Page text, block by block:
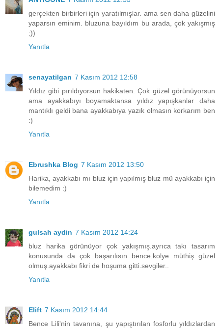
gerçekten birbirleri için yaratılmışlar. ama sen daha güzelini
yaparsın eminim. bluzuna bayıldım bu arada, çok yakışmış
;))
Yanıtla
senayatilgan 7 Kasım 2012 12:58
Yıldız gibi pırıldıyorsun hakikaten. Çok güzel görünüyorsun
ama ayakkabıyı boyamaktansa yıldız yapışkanlar daha
mantıklı geldi bana ayakkabıya yazık olmasın korkarım ben
:)
Yanıtla
Ebrushka Blog 7 Kasım 2012 13:50
Harika, ayakkabı mı bluz için yapılmış bluz mü ayakkabı için
bilemedim :)
Yanıtla
gulsah aydin 7 Kasım 2012 14:24
bluz harika görünüyor çok yakışmış.ayrıca takı tasarım
konusunda da çok başarılısın bence.kolye müthiş güzel
olmuş.ayakkabı fikri de hoşuma gitti.sevgiler..
Yanıtla
Elift 7 Kasım 2012 14:44
Bence Lili'nin tavanına, şu yapıştırılan fosforlu yıldızlardan